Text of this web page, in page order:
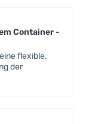
Container -
flexible,
der